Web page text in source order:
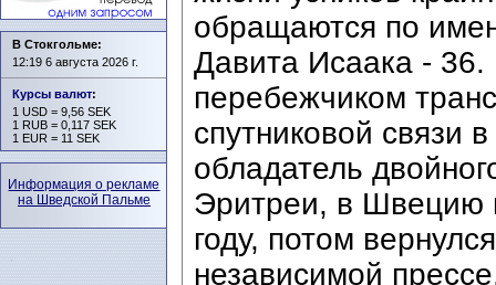
обращаются по
Давита Исаака -
перебежчиком
спутниковой связи
обладатель
Эритреи, в Швецию
году, потом
независимой
В Стокгольме:
12:19 6 августа 2026 г.
Курсы валют:
1 USD = 9,56 SEK
1 RUB = 0,117 SEK
1 EUR = 11 SEK
Информация о рекламе
на Шведской Пальме